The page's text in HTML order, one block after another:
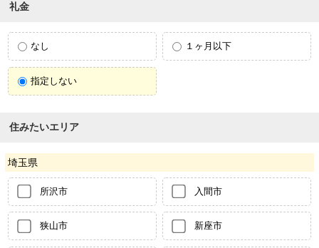
礼金
なし １ヶ月以下
指定しない
住みたいエリア
埼玉県
所沢市 入間市
狭山市 新座市